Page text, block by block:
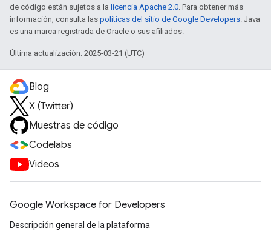
de código están sujetos a la licencia Apache 2.0. Para obtener más
información, consulta las políticas del sitio de Google Developers. Java
es una marca registrada de Oracle o sus afiliados.
Última actualización: 2025-03-21 (UTC)
Blog
X (Twitter)
Muestras de código
Codelabs
Videos
Google Workspace for Developers
Descripción general de la plataforma